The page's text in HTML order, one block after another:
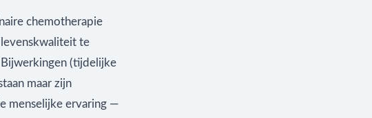
chemotherapie
te
(tijdelijke
maar zijn
menselijke ervaring —